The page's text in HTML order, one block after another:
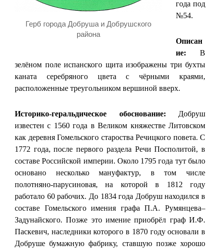
Герб города Добруша и Добрушского
района
года под
№54.
Описан
ие: В
зелёном поле испанского щита изображены три бухты
каната серебряного цвета с чёрными краями,
расположенные треугольником вершиной вверх.
Историко-геральдическое обоснование: Добруш
известен с 1560 года в Великом княжестве Литовском
как деревня Гомельского староства Речицкого повета. С
1772 года, после первого раздела Речи Посполитой, в
составе Российской империи. Около 1795 года тут было
основано несколько мануфактур, в том числе
полотняно-парусиновая, на которой в 1812 году
работало 60 рабочих. До 1834 года Добруш находился в
составе Гомельского имения графа П.А. Румянцева–
Задунайского. Позже это имение приобрёл граф И.Ф.
Паскевич, наследники которого в 1870 году основали в
Добруше бумажную фабрику, ставшую позже хорошо